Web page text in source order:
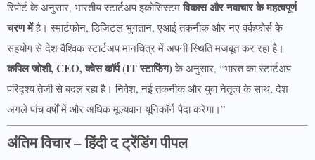
रिपोर्ट के अनुसार, भारतीय स्टार्टअप इकोसिस्टमविकास और नवाचार के महत्वपूर्ण
चरण मेंहै। स्मार्टफोन, डिजिटल भुगतान, एआई तकनीक और नए वर्कफोर्स के
सहयोग से देश वैश्विक स्टार्टअप मानचित्र में अपनी स्थिति मजबूत कर रहा है।
कपिल जोशी, CEO, क्वेस कॉर्प (IT स्टाफिंग)के अनुसार, “भारत का स्टार्टअप
परिदृश्य तेजी से बदल रहा है। निवेश, नई तकनीक और युवा नेतृत्व के साथ, देश
अगले पांच वर्षों में और अधिक मूल्यवान यूनिकॉर्न पैदा करेगा।”
अंतिम विचार – हिंदी द ट्रेंडिंग पीपल